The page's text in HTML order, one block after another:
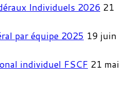
Individuels 2026 21
par équipe 2025 19 juin
individuel FSCF 21 mai